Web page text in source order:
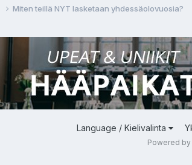
Miten teillä NYT lasketaan yhdessäolovuosia?
Language / Kielivalinta
Powered